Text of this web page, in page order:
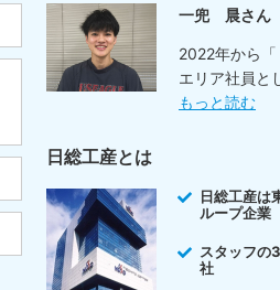
一兜 晨さん
2022年から
エリア社員と
もっと読む
日総工産とは
日総工産は
ループ企業
スタッフの
社